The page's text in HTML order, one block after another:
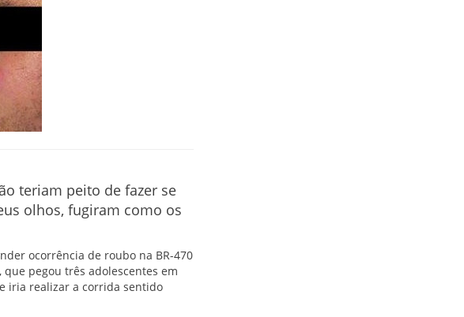
teriam peito de fazer se
olhos, fugiram como os
ocorrência de roubo na BR-470
pegou três adolescentes em
iria realizar a corrida sentido